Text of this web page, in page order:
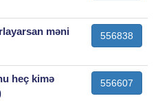
məni
556838
heç kimə
556607